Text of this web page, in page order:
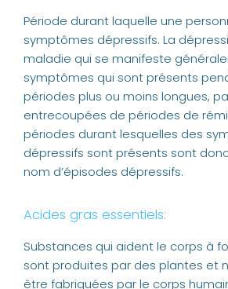
Période durant laquelle une
symptômes dépressifs. La
maladie qui se manifeste
symptômes qui sont présents
périodes plus ou moins longues,
entrecoupées de périodes de
périodes durant lesquelles des
dépressifs sont présents sont
nom d’épisodes dépressifs.
Acides gras essentiels:
Substances qui aident le corps à
sont produites par des plantes et
être fabriquées par le corps